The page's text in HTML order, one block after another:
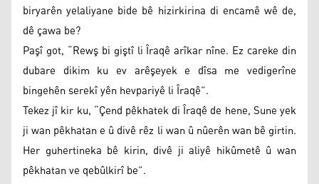
biryarên yelaliyane bide bê hizirkirina di encamê wê de,
dê çawa be?
Paşî got, “Rewş bi giştî li Îraqê arîkar nîne. Ez careke din
dubare dikim ku ev arêşeyek e dîsa me vedigerîne
bingehên serekî yên hevpariyê li Îraqê”.
Tekez jî kir ku, “Çend pêkhatek di Îraqê de hene, Sune yek
ji wan pêkhatan e û divê rêz li wan û nûerên wan bê girtin.
Her guhertineka bê kirin, divê ji aliyê hikûmetê û wan
pêkhatan ve qebûlkirî be”.